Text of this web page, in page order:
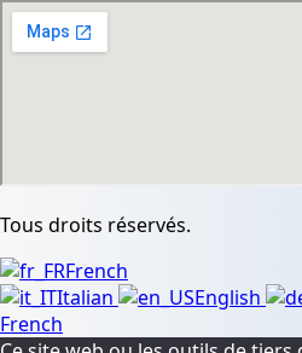
Tous droits réservés.
French
Italian
English
French